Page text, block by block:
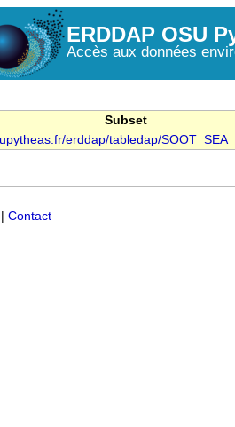
ERDDAP OSU
Accès aux données
Subset
erddap/tabledap/
| Contact